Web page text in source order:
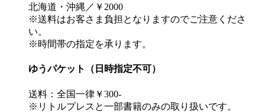
北海道・沖縄／￥2000
※送料はお客さま負担となりますのでご注意くださ
い。
※時間帯の指定を承ります。
ゆうパケット（日時指定不可）
送料：全国一律￥300-
※リトルプレスと一部書籍のみの取り扱いです。